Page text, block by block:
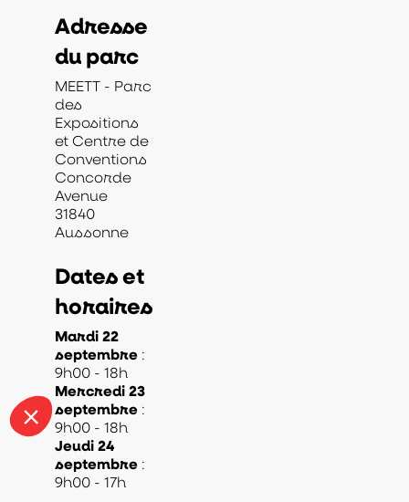
Adresse
du parc
MEETT - Parc
des
Expositions
et Centre de
Conventions
Concorde
Avenue
31840
Aussonne
Dates et
horaires
Mardi 22
septembre :
Mercredi 23
septembre :
Jeudi 24
septembre :
9h00 - 17h